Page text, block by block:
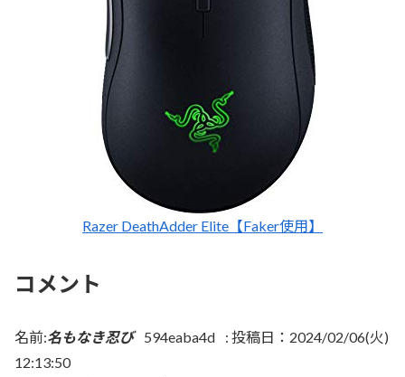
Razer DeathAdder Elite【Faker使用】
コメント
名前:名もなき忍び 594eaba4d : 投稿日：2024/02/06(火)
12:13:50